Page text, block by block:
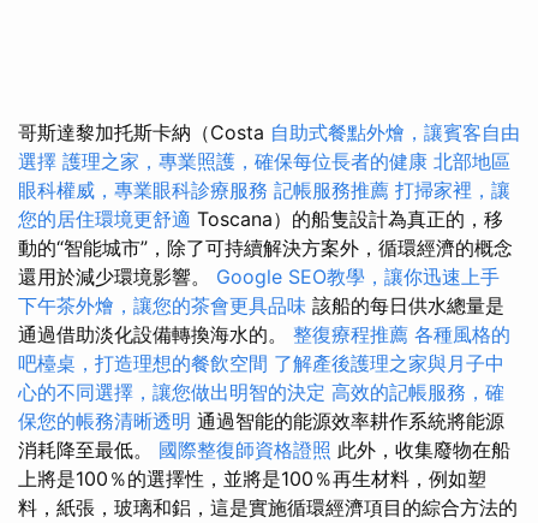
哥斯達黎加托斯卡納（Costa 自助式餐點外燴，讓賓客自由
選擇 護理之家，專業照護，確保每位長者的健康 北部地區
眼科權威，專業眼科診療服務 記帳服務推薦 打掃家裡，讓
您的居住環境更舒適 Toscana）的船隻設計為真正的，移
動的“智能城市”，除了可持續解決方案外，循環經濟的概念
還用於減少環境影響。 Google SEO教學，讓你迅速上手
下午茶外燴，讓您的茶會更具品味 該船的每日供水總量是
通過借助淡化設備轉換海水的。 整復療程推薦 各種風格的
吧檯桌，打造理想的餐飲空間 了解產後護理之家與月子中
心的不同選擇，讓您做出明智的決定 高效的記帳服務，確
保您的帳務清晰透明 通過智能的能源效率耕作系統將能源
消耗降至最低。 國際整復師資格證照 此外，收集廢物在船
上將是100％的選擇性，並將是100％再生材料，例如塑
料，紙張，玻璃和鋁，這是實施循環經濟項目的綜合方法的